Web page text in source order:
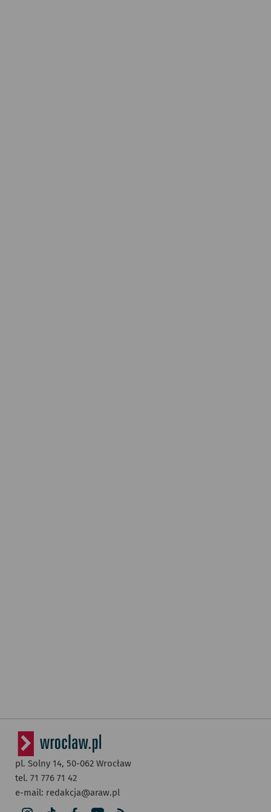
pl. Solny 14, 50-062 Wrocław
tel. 71 776 71 42
e-mail: redakcja@araw.pl